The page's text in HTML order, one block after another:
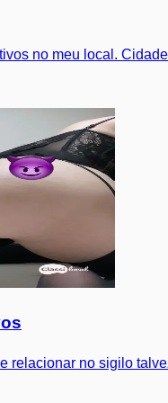
no meu local.
relacionar no sigilo